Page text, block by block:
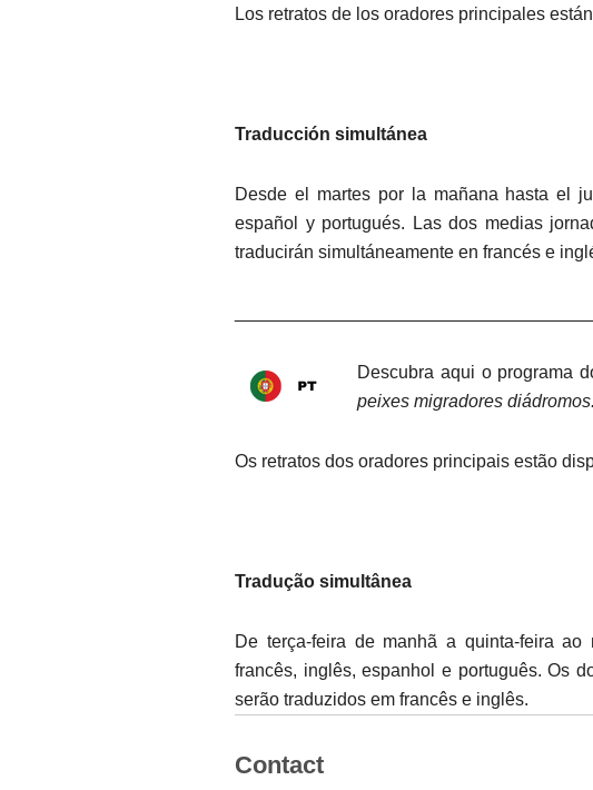
Los retratos de los oradores principales
Traducción simultánea
Desde el martes por la mañana hasta el
español y portugués. Las dos medias
traducirán simultáneamente en francés e
Descubra aqui o programa
peixes migradores diádromos.
Os retratos dos oradores principais estão
Tradução simultânea
De terça-feira de manhã a quinta-feira ao
francês, inglês, espanhol e português. Os
serão traduzidos em francês e inglês.
Contact